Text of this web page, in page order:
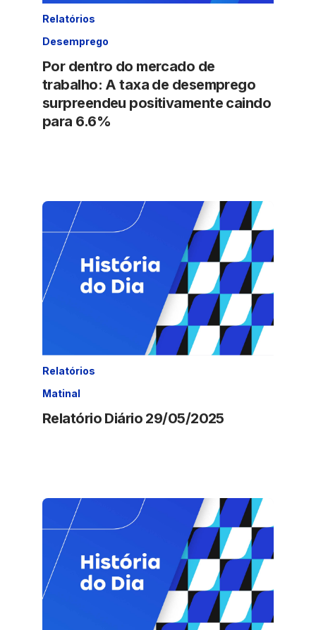
Relatórios
Desemprego
Por dentro do mercado de
trabalho: A taxa de desemprego
surpreendeu positivamente caindo
para 6.6%
Relatórios
Matinal
Relatório Diário 29/05/2025